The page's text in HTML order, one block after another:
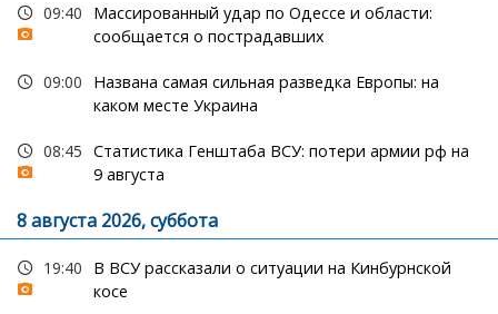
09:40
Массированный удар по Одессе и области:
сообщается о пострадавших
09:00
Названа самая сильная разведка Европы: на
каком месте Украина
08:45 Статистика Генштаба ВСУ: потери армии рф на
9 августа
8 августа 2026, суббота
19:40
В ВСУ рассказали о ситуации на Кинбурнской
косе